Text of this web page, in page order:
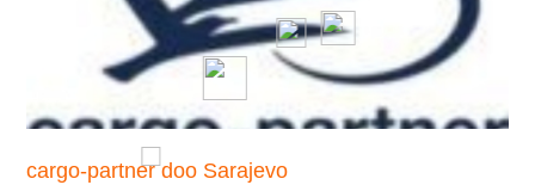
cargo-partner doo Sarajevo